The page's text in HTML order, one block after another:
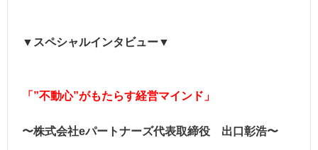
▼スペシャルインタビュー▼
「”不動心”がもたらす経営マインド」
〜株式会社eパートナーズ代表取締役 出口彰浩〜